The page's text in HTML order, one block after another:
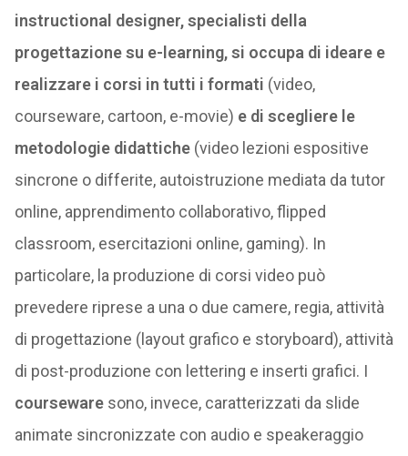
instructional designer, specialisti della
progettazione su e-learning, si occupa di ideare e
realizzare i corsi in tutti i formati (video,
courseware, cartoon, e-movie) e di scegliere le
metodologie didattiche(video lezioni espositive
sincrone o differite, autoistruzione mediata da tutor
online, apprendimento collaborativo, flipped
classroom, esercitazioni online, gaming). In
particolare, la produzione di corsi video può
prevedere riprese a una o due camere, regia, attività
di progettazione (layout grafico e storyboard), attività
di post-produzione con lettering e inserti grafici. I
coursewaresono, invece, caratterizzati da slide
animate sincronizzate con audio e speakeraggio